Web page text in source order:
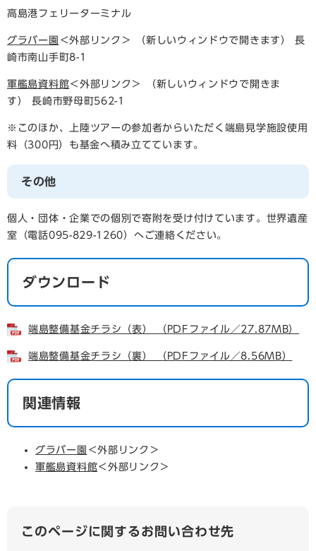
高島港フェリーターミナル
グラバー園 ＜外部リンク＞
（新しいウィンドウで開きます） 長
崎市南山手町8-1
軍艦島資料館＜外部リンク＞
（新しいウィンドウで開きま
す） 長崎市野母町562-1
※このほか、上陸ツアーの参加者からいただく端島見学施設使用
料（300円）も基金へ積み立てています。
その他
個人・団体・企業での個別で寄附を受け付けています。世界遺産
室（電話095-829-1260）へご連絡ください。
ダウンロード
端島整備基金チラシ（表） （PDFファイル／27.87MB）
端島整備基金チラシ（裏） （PDFファイル／8.56MB）
関連情報
グラバー園 ＜外部リンク＞
軍艦島資料館＜外部リンク＞
このページに関するお問い合わせ先